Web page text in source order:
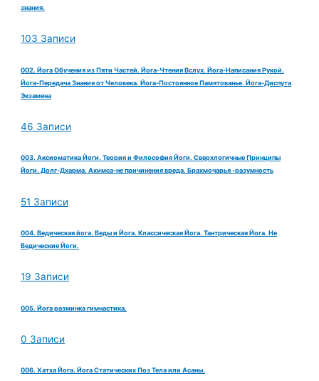
знания.
103 Записи
002. Йога Обучения из Пяти Частей. Йога-Чтения Вслух. Йога-Написания Рукой.
Йога-Передача Знания от Человека. Йога-Постоянное Памятованье. Йога-Диспута
Экзамена
46 Записи
003. Аксиоматика Йоги. Теория и Философия Йоги. Сверхлогичные Принципы
Йоги. Долг-Дхарма. Ахимса-не причинения вреда. Брахмочарья -разумность
51 Записи
004. Ведическая йога. Веды и Йога. Классическая Йога. Тантрическая Йога. Не
Ведические Йоги.
19 Записи
005. Йога разминка гимнастика.
0 Записи
006. Хатха Йога. Йога Статических Поз Тела или Асаны.